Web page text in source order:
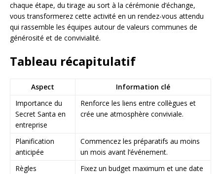
chaque étape, du tirage au sort à la cérémonie d’échange,
vous transformerez cette activité en un rendez-vous attendu
qui rassemble les équipes autour de valeurs communes de
générosité et de convivialité.
Tableau récapitulatif
Aspect
Information clé
Importance du
Secret Santa en
entreprise
Renforce les liens entre collègues et
crée une atmosphère conviviale.
Planification
anticipée
Commencez les préparatifs au moins
un mois avant l’événement.
Règles
Fixez un budget maximum et une date